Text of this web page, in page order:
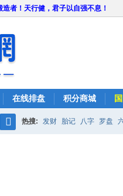
者！天行健，君子以自强不息！
在线排盘 积分商城
热搜: 发财 胎记 八字 罗盘